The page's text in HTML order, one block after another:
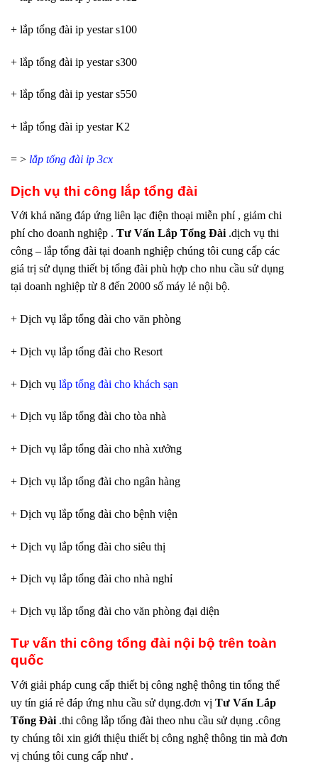
+ lắp tổng đài ip yestar s100
+ lắp tổng đài ip yestar s300
+ lắp tổng đài ip yestar s550
+ lắp tổng đài ip yestar K2
= > lắp tổng đài ip 3cx
Dịch vụ thi công lắp tổng đài
Với khả năng đáp ứng liên lạc điện thoại miễn phí , giảm chi
phí cho doanh nghiệp . Tư Vấn Lắp Tổng Đài .dịch vụ thi
công – lắp tổng đài tại doanh nghiệp chúng tôi cung cấp các
giá trị sử dụng thiết bị tổng đài phù hợp cho nhu cầu sử dụng
tại doanh nghiệp từ 8 đến 2000 số máy lẻ nội bộ.
+ Dịch vụ lắp tổng đài cho văn phòng
+ Dịch vụ lắp tổng đài cho Resort
+ Dịch vụ lắp tổng đài cho khách sạn
+ Dịch vụ lắp tổng đài cho tòa nhà
+ Dịch vụ lắp tổng đài cho nhà xưởng
+ Dịch vụ lắp tổng đài cho ngân hàng
+ Dịch vụ lắp tổng đài cho bệnh viện
+ Dịch vụ lắp tổng đài cho siêu thị
+ Dịch vụ lắp tổng đài cho nhà nghỉ
+ Dịch vụ lắp tổng đài cho văn phòng đại diện
Tư vấn thi công tổng đài nội bộ trên toàn
quốc
Với giải pháp cung cấp thiết bị công nghệ thông tin tổng thể
uy tín giá rẻ đáp ứng nhu cầu sử dụng.đơn vị Tư Vấn Lắp
Tổng Đài .thi công lắp tổng đài theo nhu cầu sử dụng .công
ty chúng tôi xin giới thiệu thiết bị công nghệ thông tin mà đơn
vị chúng tôi cung cấp như .